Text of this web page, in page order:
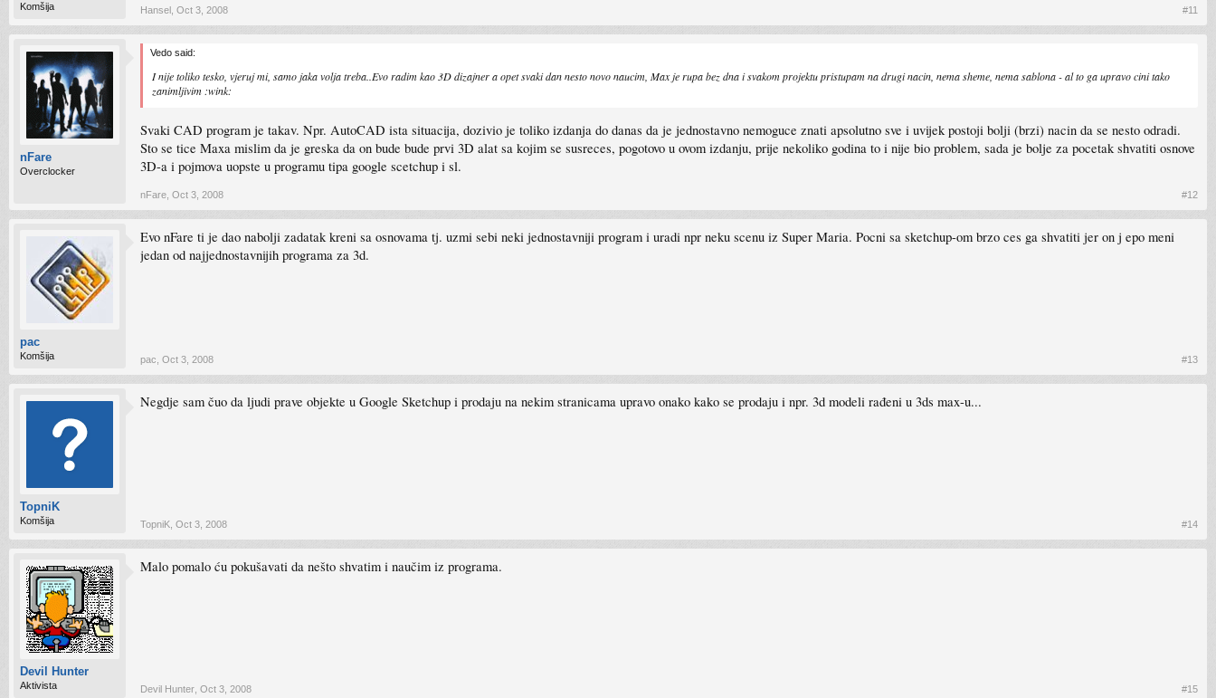
Komšija Hansel Oct 3, 2008 #11
nFare
Overclocker
Vedo said:
I nije toliko tesko, vjeruj mi, samo jaka volja treba..Evo radim kao 3D dizajner a opet svaki dan nesto novo naucim, Max je rupa bez dna i svakom projektu pristupam na drugi nacin, nema sheme, nema sablona - al to ga upravo cini tako
zanimljivim :wink:
Svaki CAD program je takav. Npr. AutoCAD ista situacija, dozivio je toliko izdanja do danas da je jednostavno nemoguce znati apsolutno sve i uvijek postoji bolji (brzi) nacin da se nesto odradi.
Sto se tice Maxa mislim da je greska da on bude bude prvi 3D alat sa kojim se susreces, pogotovo u ovom izdanju, prije nekoliko godina to i nije bio problem, sada je bolje za pocetak shvatiti osnove
3D-a i pojmova uopste u programu tipa google scetchup i sl.
nFare Oct 3, 2008 #12
pac
Komšija
Evo nFare ti je dao nabolji zadatak kreni sa osnovama tj. uzmi sebi neki jednostavniji program i uradi npr neku scenu iz Super Maria. Pocni sa sketchup-om brzo ces ga shvatiti jer on j epo meni
jedan od najjednostavnijih programa za 3d.
pac Oct 3, 2008 #13
TopniK
Komšija
Negdje sam čuo da ljudi prave objekte u Google Sketchup i prodaju na nekim stranicama upravo onako kako se prodaju i npr. 3d modeli rađeni u 3ds max-u...
TopniK Oct 3, 2008 #14
Devil Hunter
Aktivista
Malo pomalo ću pokušavati da nešto shvatim i naučim iz programa.
Devil Hunter Oct 3, 2008 #15